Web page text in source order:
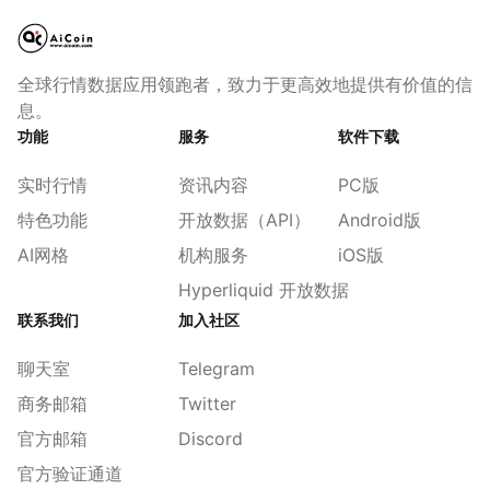
全球行情数据应用领跑者，致力于更高效地提供有价值的信
息。
功能
实时行情
特色功能
AI网格
服务
资讯内容
开放数据（API）
机构服务
Hyperliquid 开放数据
软件下载
PC版
Android版
iOS版
联系我们
聊天室
商务邮箱
官方邮箱
官方验证通道
加入社区
Telegram
Twitter
Discord